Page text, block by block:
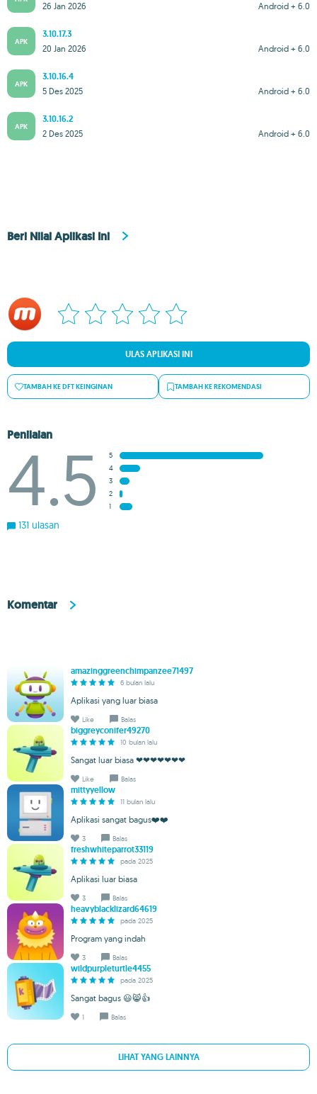
Android + 6.0
26 Jan 2026
APK
3.10.17.3
Android + 6.0
20 Jan 2026
APK
3.10.16.4
Android + 6.0
5 Des 2025
APK
3.10.16.2
Android + 6.0
2 Des 2025
Beri Nilai Aplikasi Ini
ULAS APLIKASI INI
TAMBAH KE DFT KEINGINAN TAMBAH KE REKOMENDASI
Penilaian
4.5
5
4
3
2
1
131 ulasan
Komentar
amazinggreenchimpanzee71497
6 bulan lalu
Aplikasi yang luar biasa
Like Balas
biggreyconifer49270
10 bulan lalu
Sangat luar biasa ❤❤❤❤❤❤❤
Like Balas
mittyyellow
11 bulan lalu
Aplikasi sangat bagus❤️❤️
3 Balas
freshwhiteparrot33119
pada 2025
Aplikasi luar biasa
3 Balas
heavyblacklizard64619
pada 2025
Program yang indah
3 Balas
wildpurpleturtle4455
pada 2025
Sangat bagus 😃😸👍
1 Balas
LIHAT YANG LAINNYA